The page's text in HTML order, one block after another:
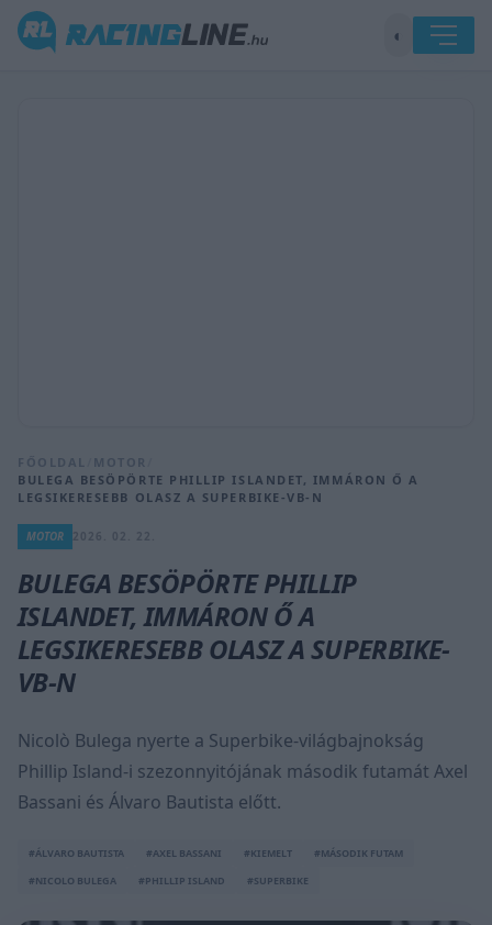
◐
FŐOLDAL MOTOR
BULEGA BESÖPÖRTE PHILLIP ISLANDET, IMMÁRON Ő A
LEGSIKERESEBB OLASZ A SUPERBIKE-VB-N
MOTOR
BULEGA BESÖPÖRTE PHILLIP
ISLANDET, IMMÁRON Ő A
LEGSIKERESEBB OLASZ A SUPERBIKE-
VB-N
Nicolò Bulega nyerte a Superbike-világbajnokság
Phillip Island-i szezonnyitójának második futamát Axel
Bassani és Álvaro Bautista előtt.
#ÁLVARO BAUTISTA #AXEL BASSANI #KIEMELT
#MÁSODIK FUTAM
#NICOLO BULEGA
#PHILLIP ISLAND #SUPERBIKE